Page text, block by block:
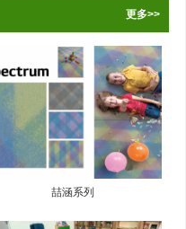
更多>>
喆涵系列